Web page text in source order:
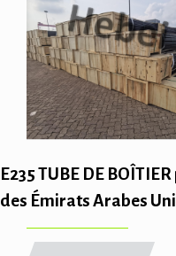
E235 TUBE DE
des Émirats Arabes